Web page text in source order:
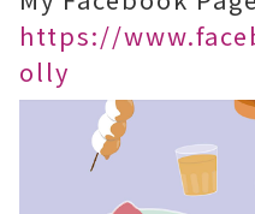
https://
olly